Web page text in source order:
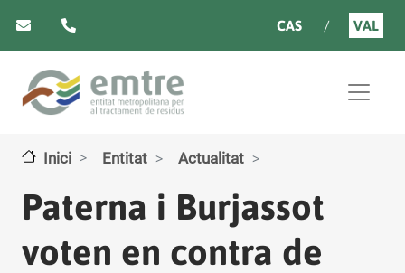
CAS VAL
Inici Entitat Actualitat
Paterna i Burjassot
voten en contra de